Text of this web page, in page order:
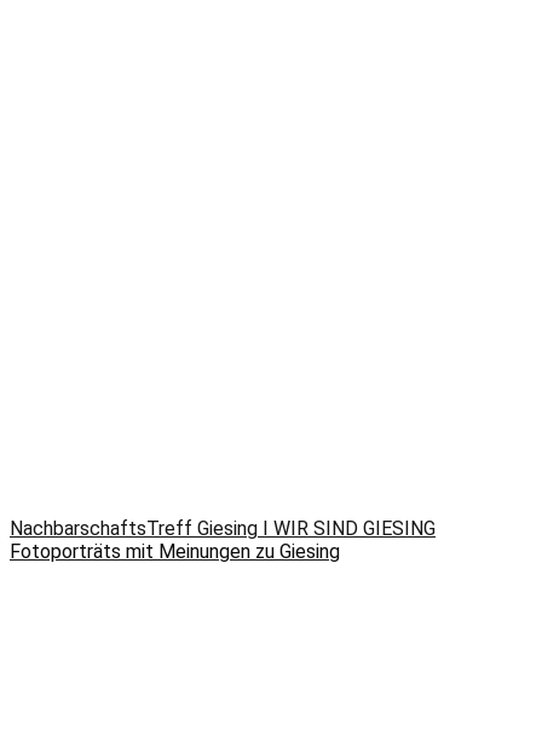
NachbarschaftsTreff Giesing I WIR SIND GIESING
Fotoporträts mit Meinungen zu Giesing